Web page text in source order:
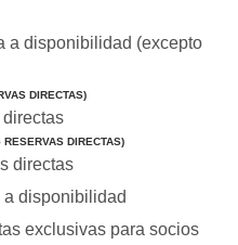
a disponibilidad (excepto
DIRECTAS)
RESERVAS DIRECTAS)
directas
a disponibilidad
exclusivas para socios